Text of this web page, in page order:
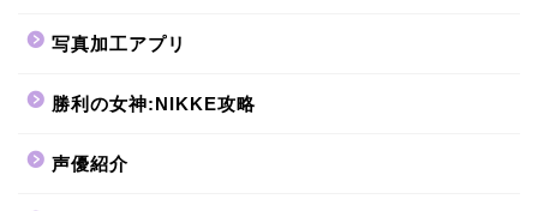
写真加工アプリ
勝利の女神:NIKKE攻略
声優紹介